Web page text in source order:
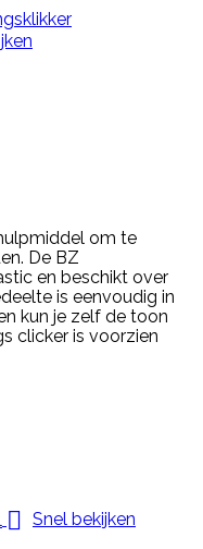
om te
De BZ
en beschikt over
is eenvoudig in
kun je zelf de toon
clicker is voorzien

Snel bekijken